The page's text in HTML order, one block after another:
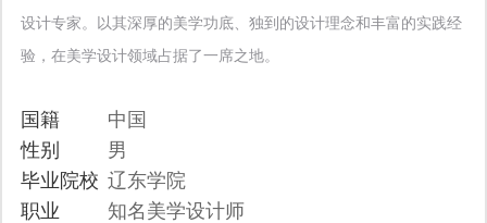
设计专家。以其深厚的美学功底、独到的设计理念和丰富的实践经
验，在美学设计领域占据了一席之地。
国籍
中国
性别
男
毕业院校 辽东学院
职业
知名美学设计师